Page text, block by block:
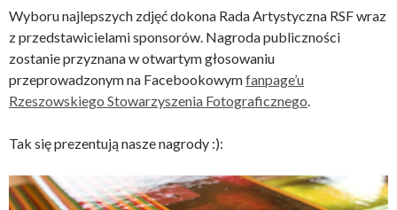
Wyboru najlepszych zdjęć dokona Rada Artystyczna RSF wraz
z przedstawicielami sponsorów. Nagroda publiczności
zostanie przyznana w otwartym głosowaniu
przeprowadzonym na Facebookowymfanpage’u
Rzeszowskiego Stowarzyszenia Fotograficznego.
Tak się prezentują nasze nagrody :):